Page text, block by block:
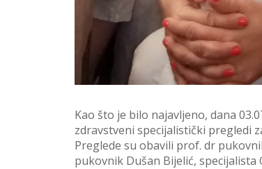
Kao što je bilo najavljeno, dana
zdravstveni specijalistički pregledi
Preglede su obavili prof. dr
pukovnik Dušan Bijelić, specijalista